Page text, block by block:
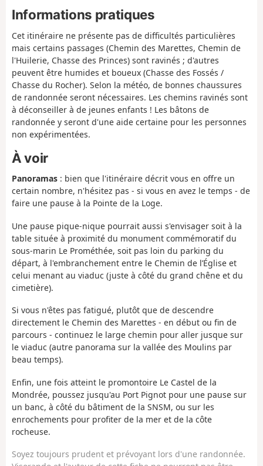
Informations pratiques
Cet itinéraire ne présente pas de difficultés particulières
mais certains passages (Chemin des Marettes, Chemin de
l'Huilerie, Chasse des Princes) sont ravinés ; d'autres
peuvent être humides et boueux (Chasse des Fossés /
Chasse du Rocher). Selon la météo, de bonnes chaussures
de randonnée seront nécessaires. Les chemins ravinés sont
à déconseiller à de jeunes enfants ! Les bâtons de
randonnée y seront d'une aide certaine pour les personnes
non expérimentées.
À voir
Panoramas : bien que l'itinéraire décrit vous en offre un
certain nombre, n'hésitez pas - si vous en avez le temps - de
faire une pause à la Pointe de la Loge.
Une pause pique-nique pourrait aussi s'envisager soit à la
table située à proximité du monument commémoratif du
sous-marin Le Prométhée, soit pas loin du parking du
départ, à l'embranchement entre le Chemin de l’Église et
celui menant au viaduc (juste à côté du grand chêne et du
cimetière).
Si vous n'êtes pas fatigué, plutôt que de descendre
directement le Chemin des Marettes - en début ou fin de
parcours - continuez le large chemin pour aller jusque sur
le viaduc (autre panorama sur la vallée des Moulins par
beau temps).
Enfin, une fois atteint le promontoire Le Castel de la
Mondrée, poussez jusqu'au Port Pignot pour une pause sur
un banc, à côté du bâtiment de la SNSM, ou sur les
enrochements pour profiter de la mer et de la côte
rocheuse.
Soyez toujours prudent et prévoyant lors d'une randonnée.